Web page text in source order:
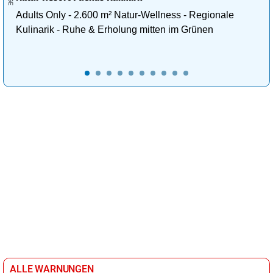
Adults Only - 2.600 m² Natur-Wellness - Regionale
Kulinarik - Ruhe & Erholung mitten im Grünen
ALLE WARNUNGEN